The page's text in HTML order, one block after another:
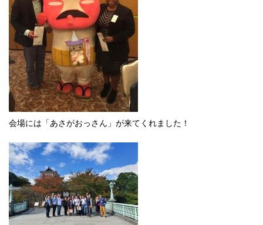
会場には「あさがおっさん」が来てくれました！